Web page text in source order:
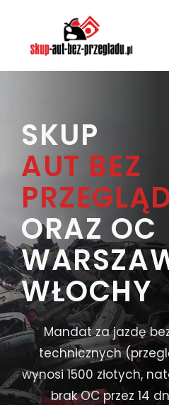
treści
SKUP
AUT BEZ
ORAZ OC
WŁOCHY
Mandat za jazdę
technicznych
wynosi 1500 złotych,
brak OC przez 14